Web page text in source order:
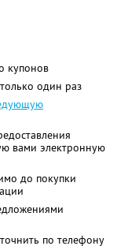
купонов
один раз
вами электронную
до покупки
по телефону